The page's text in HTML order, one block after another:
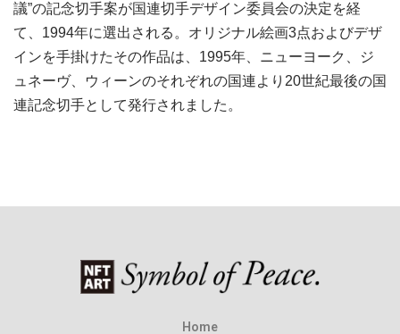
議”の記念切手案が国連切手デザイン委員会の決定を経
て、1994年に選出される。オリジナル絵画3点およびデザ
インを手掛けたその作品は、1995年、ニューヨーク、ジ
ュネーヴ、ウィーンのそれぞれの国連より20世紀最後の国
連記念切手として発行されました。
Home